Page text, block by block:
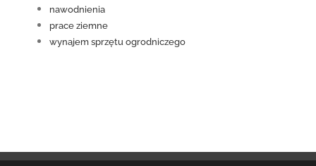
nawodnienia
prace ziemne
wynajem sprzętu ogrodniczego